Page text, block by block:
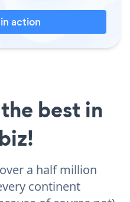
action
best in
a half million
continent